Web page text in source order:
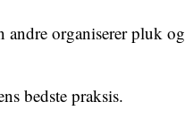
andre organiserer pluk og
bedste praksis.